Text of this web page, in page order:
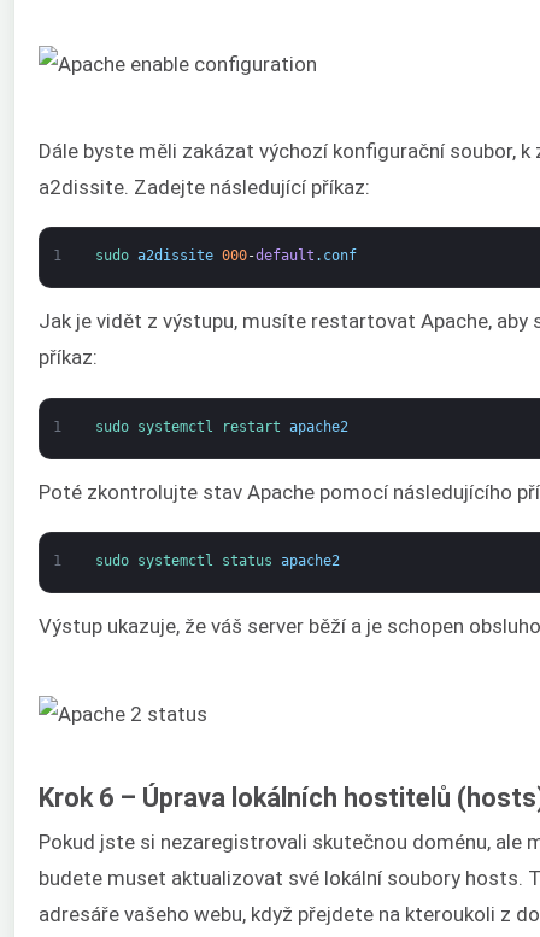
Dále byste měli zakázat výchozí konfigurační soubor,
a2dissite. Zadejte následující příkaz:
1 sudo a2dissite 000-default . conf
Jak je vidět z výstupu, musíte restartovat Apache,
příkaz:
1 sudo systemctl restart apache2
Poté zkontrolujte stav Apache pomocí následujícího
1 sudo systemctl status apache2
Výstup ukazuje, že váš server běží a je schopen
Krok 6 – Úprava lokálních hostitelů
Pokud jste si nezaregistrovali skutečnou doménu,
budete muset aktualizovat své lokální soubory hosts.
adresáře vašeho webu, když přejdete na kteroukoli z